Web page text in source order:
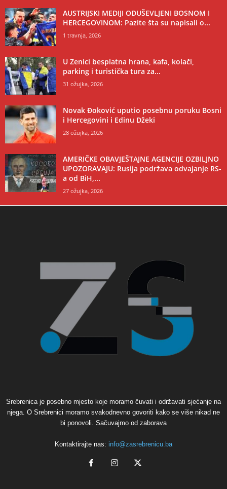
AUSTRIJSKI MEDIJI ODUŠEVLJENI BOSNOM I
HERCEGOVINOM: Pazite šta su napisali o...
1 travnja, 2026
U Zenici besplatna hrana, kafa, kolači,
parking i turistička tura za...
31 ožujka, 2026
Novak Đoković uputio posebnu poruku Bosni
i Hercegovini i Edinu Džeki
28 ožujka, 2026
AMERIČKE OBAVJEŠTAJNE AGENCIJE OZBILJNO
UPOZORAVAJU: Rusija podržava odvajanje RS-
a od BiH,...
27 ožujka, 2026
Srebrenica je posebno mjesto koje moramo čuvati i održavati sjećanje na
njega. O Srebrenici moramo svakodnevno govoriti kako se više nikad ne
bi ponovoli. Sačuvajmo od zaborava
Kontaktirajte nas: info@zasrebrenicu.ba